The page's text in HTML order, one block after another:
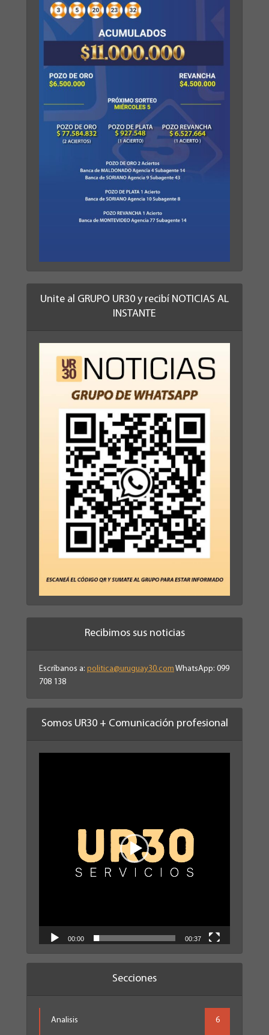
Unite al GRUPO UR30 y recibí NOTICIAS AL
INSTANTE
Recibimos sus noticias
Escríbanos a: politica@uruguay30.com WhatsApp: 099
708 138
Somos UR30 + Comunicación profesional
00:00 00:37
Secciones
Analisis 6